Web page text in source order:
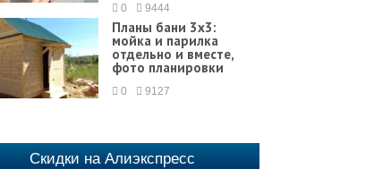
0 9444
Планы бани 3х3:
мойка и парилка
отдельно и вместе,
фото планировки
0 9127
Скидки на Алиэкспресс